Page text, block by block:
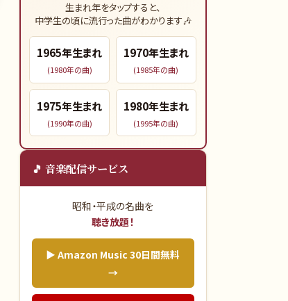
生まれ年をタップすると、
中学生の頃に流行った曲がわかります🎶
1965年生まれ
(1980年の曲)
1970年生まれ
(1985年の曲)
1975年生まれ
(1990年の曲)
1980年生まれ
(1995年の曲)
🎵 音楽配信サービス
昭和・平成の名曲を
聴き放題！
▶ Amazon Music 30日間無料
→